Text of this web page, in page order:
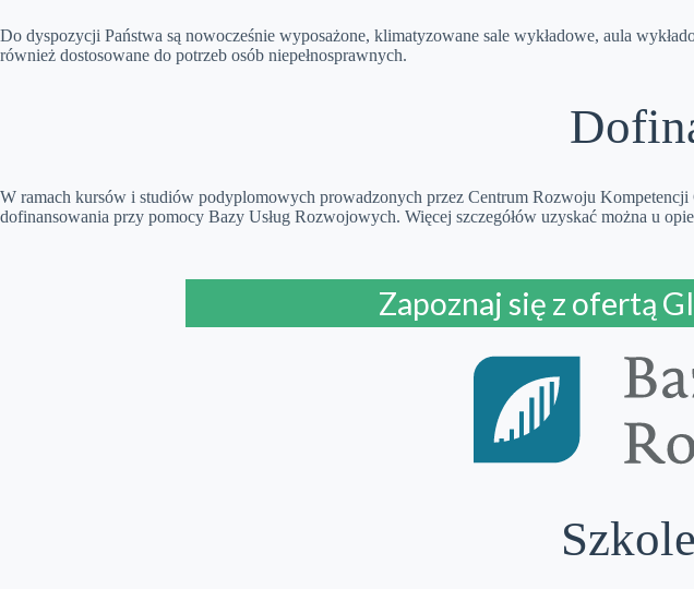
Do dyspozycji Państwa są nowocześnie wyposażone, klimatyzowane sale wykładowe, aula
również dostosowane do potrzeb osób niepełnosprawnych.
W ramach kursów i studiów podyplomowych prowadzonych przez Centrum Rozwoju
dofinansowania przy pomocy Bazy Usług Rozwojowych. Więcej szczegółów uzyskać można u
Zapoznaj się z ofertą